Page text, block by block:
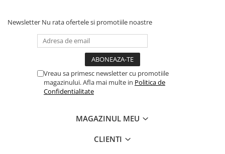
Newsletter Nu rata ofertele si promotiile noastre
Vreau sa primesc newsletter cu promotiile
magazinului. Afla mai multe in Politica de
Confidentialitate
MAGAZINUL MEU
CLIENTI